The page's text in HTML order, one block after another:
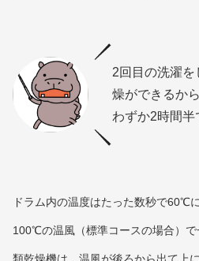
2回目の洗濯
燥ができるか
わずか2時間半
ドラム内の温度はたった数秒で60℃
100℃の温風（標準コースの場合）